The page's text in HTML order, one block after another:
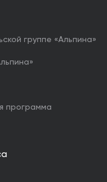
группе «Альпина»
программа